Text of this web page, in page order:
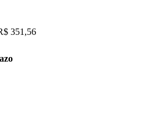
351,56